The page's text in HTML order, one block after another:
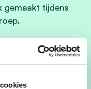
gemaakt tijdens
de wijk. Op Maria-
met het
speler in de
wijkscholen